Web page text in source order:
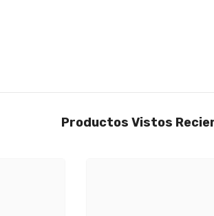
Productos Vistos